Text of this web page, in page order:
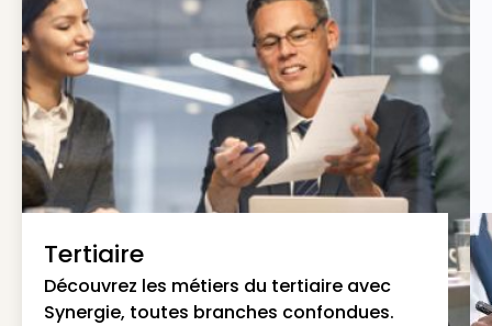
Tertiaire
Découvrez les métiers du tertiaire avec
Synergie, toutes branches confondues.